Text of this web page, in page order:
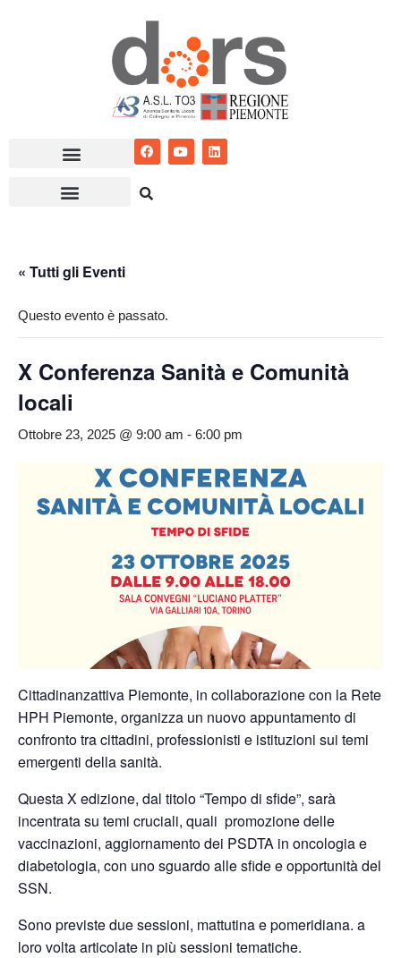
« Tutti gli Eventi
Questo evento è passato.
X Conferenza Sanità e Comunità
locali
Ottobre 23, 2025 @ 9:00 am - 6:00 pm
Cittadinanzattiva Piemonte, in collaborazione con la Rete
HPH Piemonte, organizza un nuovo appuntamento di
confronto tra cittadini, professionisti e istituzioni sui temi
emergenti della sanità.
Questa X edizione, dal titolo “Tempo di sfide”, sarà
incentrata su temi cruciali, quali promozione delle
vaccinazioni, aggiornamento dei PSDTA in oncologia e
diabetologia, con uno sguardo alle sfide e opportunità del
SSN.
Sono previste due sessioni, mattutina e pomeridiana. a
loro volta articolate in più sessioni tematiche.